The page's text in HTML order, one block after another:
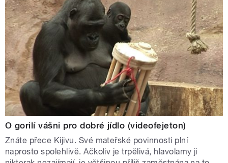
O gorilí vášni pro dobré jídlo (videofejeton)
Znáte přece Kijivu. Své mateřské povinnosti plní
naprosto spolehlivě. Ačkoliv je trpělivá, hlavolamy ji